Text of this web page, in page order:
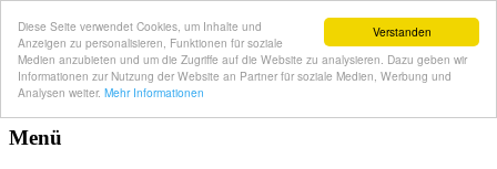
Verstanden
Diese Seite verwendet Cookies, um Inhalte und
Anzeigen zu personalisieren, Funktionen für soziale
Medien anzubieten und um die Zugriffe auf die Website zu analysieren. Dazu geben wir
Informationen zur Nutzung der Website an Partner für soziale Medien, Werbung und
Analysen weiter. Mehr Informationen
Menü